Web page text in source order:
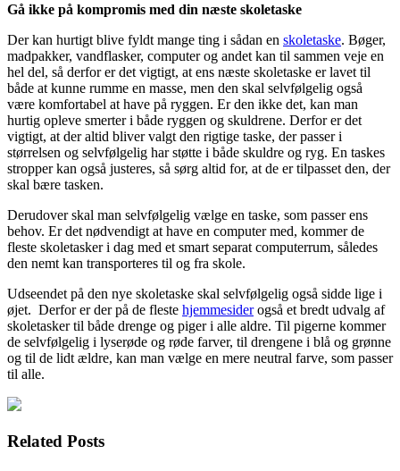
Gå ikke på kompromis med din næste skoletaske
Der kan hurtigt blive fyldt mange ting i sådan en skoletaske. Bøger,
madpakker, vandflasker, computer og andet kan til sammen veje en
hel del, så derfor er det vigtigt, at ens næste skoletaske er lavet til
både at kunne rumme en masse, men den skal selvfølgelig også
være komfortabel at have på ryggen. Er den ikke det, kan man
hurtig opleve smerter i både ryggen og skuldrene. Derfor er det
vigtigt, at der altid bliver valgt den rigtige taske, der passer i
størrelsen og selvfølgelig har støtte i både skuldre og ryg. En taskes
stropper kan også justeres, så sørg altid for, at de er tilpasset den, der
skal bære tasken.
Derudover skal man selvfølgelig vælge en taske, som passer ens
behov. Er det nødvendigt at have en computer med, kommer de
fleste skoletasker i dag med et smart separat computerrum, således
den nemt kan transporteres til og fra skole.
Udseendet på den nye skoletaske skal selvfølgelig også sidde lige i
øjet. Derfor er der på de fleste hjemmesiderogså et bredt udvalg af
skoletasker til både drenge og piger i alle aldre. Til pigerne kommer
de selvfølgelig i lyserøde og røde farver, til drengene i blå og grønne
og til de lidt ældre, kan man vælge en mere neutral farve, som passer
til alle.
Related Posts